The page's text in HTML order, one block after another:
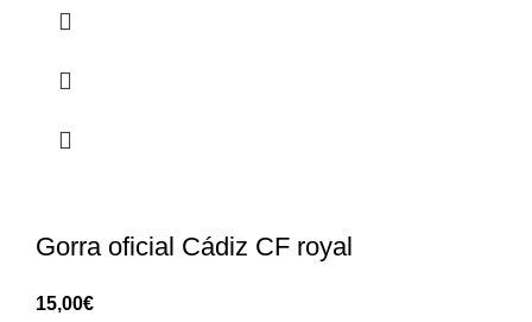
Gorra oficial Cádiz CF royal
15,00€